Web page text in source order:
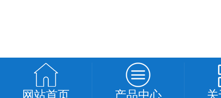
网站首页 产品中心